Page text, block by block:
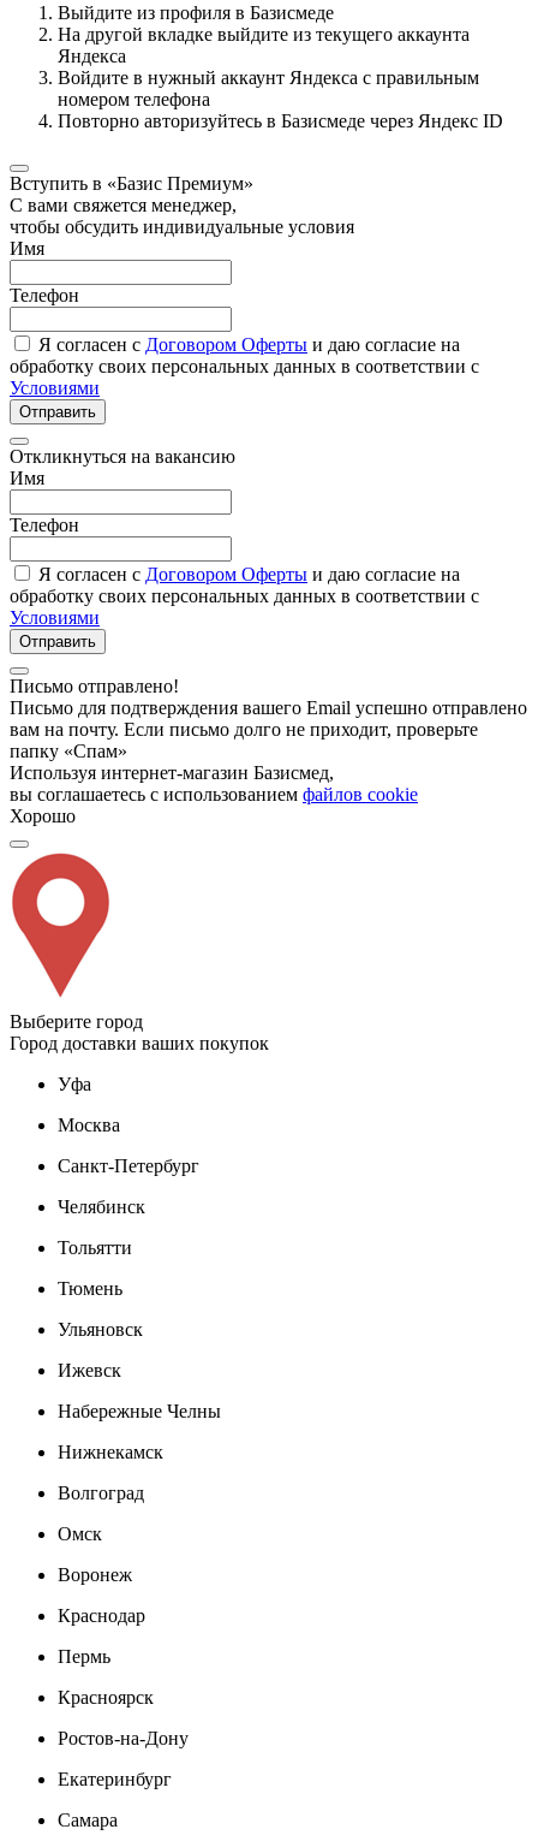
Выйдите из профиля в Базисмеде
На другой вкладке выйдите из текущего аккаунта
Яндекса
Войдите в нужный аккаунт Яндекса с правильным
номером телефона
Повторно авторизуйтесь в Базисмеде через Яндекс ID
Вступить в «Базис Премиум»
С вами свяжется менеджер,
чтобы обсудить индивидуальные условия
Имя
Телефон
Я согласен с Договором Оферты и даю согласие на
обработку своих персональных данных в соответствии с
Условиями
Отправить
Откликнуться на вакансию
Имя
Телефон
Я согласен с Договором Оферты и даю согласие на
обработку своих персональных данных в соответствии с
Условиями
Отправить
Письмо отправлено!
Письмо для подтверждения вашего Email успешно отправлено
вам на почту. Если письмо долго не приходит, проверьте
папку «Спам»
Используя интернет-магазин Базисмед,
вы соглашаетесь с использованием файлов cookie
Хорошо
Выберите город
Город доставки ваших покупок
Уфа
Москва
Санкт-Петербург
Челябинск
Тольятти
Тюмень
Ульяновск
Ижевск
Набережные Челны
Нижнекамск
Волгоград
Омск
Воронеж
Краснодар
Пермь
Красноярск
Ростов-на-Дону
Екатеринбург
Самара